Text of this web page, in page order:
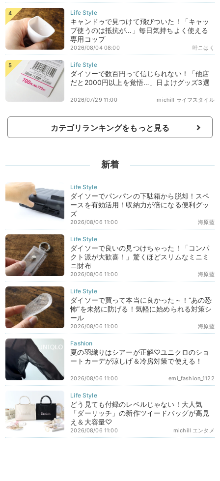
キャンドゥで見つけて飛びついた！「キャッ
プ使うのは抵抗が…」毎日気持ちよく使える
専用コップ
叶こはく
2026/08/04 08:00
ダイソーで数百円って信じられない！「他店
だと2000円以上を覚悟…」日よけグッズ3選
michill ライフスタイル
2026/07/29 11:00
カテゴリランキングをもっと見る
新着
ダイソーでパンパンの下駄箱から脱却！スペ
ースを有効活用！収納力が倍になる便利グッ
ズ
海原藍
2026/08/06 11:00
ダイソーで良いの見つけちゃった！「コンパ
クト派が大歓喜！」驚くほどスリムなミニミ
ニ財布
海原藍
2026/08/06 11:00
ダイソーで買って本当に良かった～！“あの恐
怖”を未然に防げる！気軽に始められる対策シ
ール
海原藍
2026/08/06 11:00
夏の羽織りはシアーが正解♡ユニクロのショ
ートカーデが涼しげ＆冷房対策で使える！
emi_fashion_1122
2026/08/06 11:00
どう見ても付録のレベルじゃない！大人気
「ダーリッチ」の新作ツイードバッグが高見
え＆大容量♡
michill エンタメ
2026/08/06 11:00